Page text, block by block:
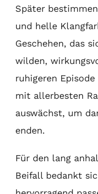
Später
und helle
Geschehen, das
wilden,
ruhigeren
mit allerbesten
auswächst, um
enden.
Für den lang
Beifall bedankt